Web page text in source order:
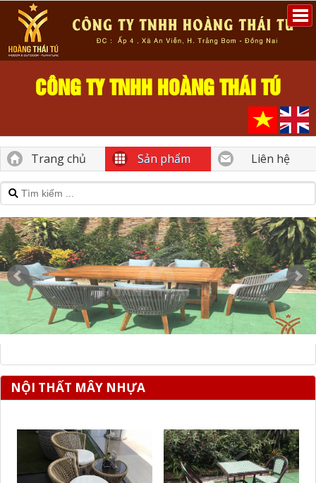
CÔNG TY TNHH HOÀNG THÁI TÚ
Trang chủ Sản phẩm Liên hệ
NỘI THẤT MÂY NHỰA